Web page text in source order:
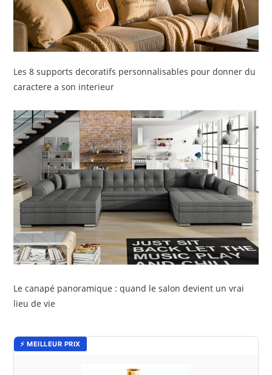
Les 8 supports decoratifs personnalisables pour donner du
caractere a son interieur
Le canapé panoramique : quand le salon devient un vrai
lieu de vie
⚡ MEILLEUR PRIX